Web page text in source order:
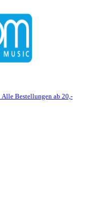
Alle Bestellungen ab 20,-